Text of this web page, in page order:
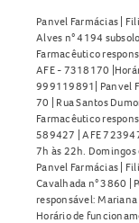
Panvel Farmácias |
Alves n° 4194
Farmacêutico
AFE - 7318170
999119891| Panvel
70 | Rua Santos
Farmacêutico
589427 | AFE
7h às 22h. Domingos
Panvel Farmácias |
Cavalhada n° 3860 |
responsável: Mariana
Horário de